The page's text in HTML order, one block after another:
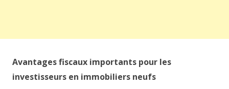
Avantages fiscaux importants pour les
investisseurs en immobiliers neufs